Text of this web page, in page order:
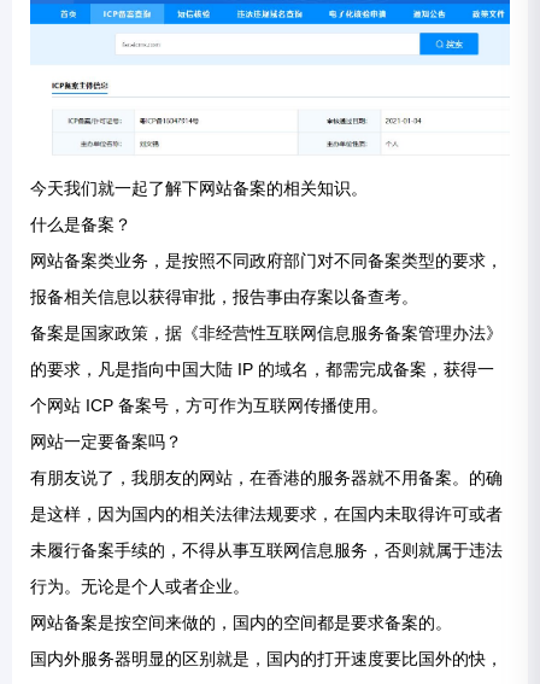
今天我们就一起了解下网站备案的相关知识。
什么是备案？
网站备案类业务，是按照不同政府部门对不同备案类型的要求，
报备相关信息以获得审批，报告事由存案以备查考。
备案是国家政策，据《非经营性互联网信息服务备案管理办法》
的要求，凡是指向中国大陆 IP 的域名，都需完成备案，获得一
个网站 ICP 备案号，方可作为互联网传播使用。
网站一定要备案吗？
有朋友说了，我朋友的网站，在香港的服务器就不用备案。的确
是这样，因为国内的相关法律法规要求，在国内未取得许可或者
未履行备案手续的，不得从事互联网信息服务，否则就属于违法
行为。无论是个人或者企业。
网站备案是按空间来做的，国内的空间都是要求备案的。
国内外服务器明显的区别就是，国内的打开速度要比国外的快，